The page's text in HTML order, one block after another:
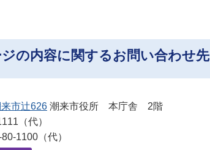
の内容に関するお問い合わせ先
市辻626 潮来市役所 本庁舎 2階
（代）
1100（代）